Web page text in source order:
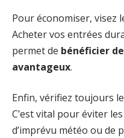
Pour économiser, visez
Acheter vos entrées
permet de bénéficier
avantageux.
Enfin, vérifiez toujours
C’est vital pour éviter
d’imprévu météo ou de